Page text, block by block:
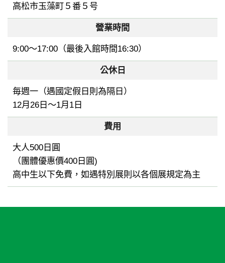
高松市玉藻町５番５号
營業時間
9:00～17:00（最後入館時間16:30）
公休日
毎週一（遇國定假日則為隔日）
12月26日～1月1日
費用
大人500日圓
（團體優惠價400日圓)
高中生以下免費，如遇特別展則以各個展規定為主